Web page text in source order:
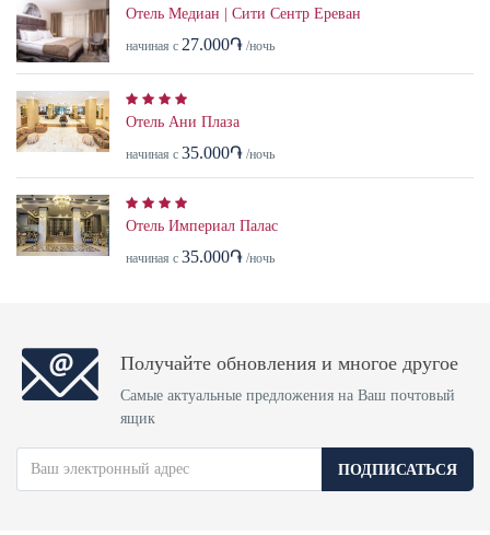
Отель Медиан | Сити Сентр Ереван
начиная с 27.000֏ /ночь
Отель Ани Плаза
начиная с 35.000֏ /ночь
Отель Империал Палас
начиная с 35.000֏ /ночь
Получайте обновления и многое другое
Самые актуальные предложения на Ваш почтовый
ящик
ПОДПИСАТЬСЯ